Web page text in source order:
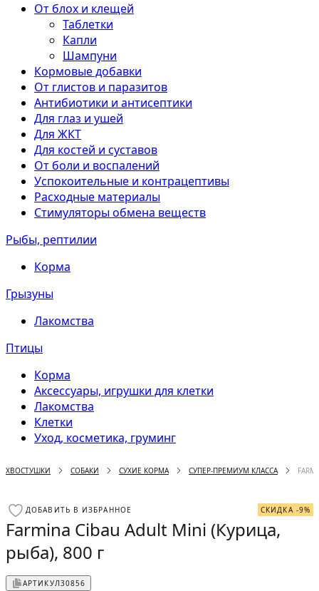
От блох и клещей
Таблетки
Капли
Шампуни
Кормовые добавки
От глистов и паразитов
Антибиотики и антисептики
Для глаз и ушей
Для ЖКТ
Для костей и суставов
От боли и воспалений
Успокоительные и контрацептивы
Расходные материалы
Стимуляторы обмена веществ
Рыбы, рептилии
Корма
Грызуны
Лакомства
Птицы
Корма
Аксессуары, игрушки для клетки
Лакомства
Клетки
Уход, косметика, груминг
ХВОСТУШКИ СОБАКИ СУХИЕ КОРМА СУПЕР-ПРЕМИУМ КЛАССА
ДОБАВИТЬ В ИЗБРАННОЕ СКИДКА -9%
Farmina Cibau Adult Mini (Курица,
рыба), 800 г
АРТИКУЛ30856